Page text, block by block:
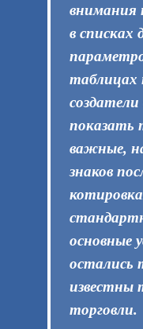
внимания
в списках
таблицах
показать
важные,
знаков
основные
остались
известны
торговли.